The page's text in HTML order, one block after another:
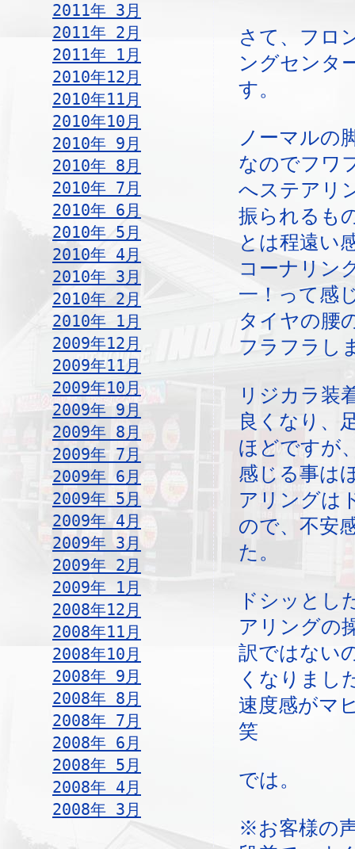
2011年 3月
2011年 2月
2011年 1月
2010年12月
2010年11月
2010年10月
2010年 9月
2010年 8月
2010年 7月
2010年 6月
2010年 5月
2010年 4月
2010年 3月
2010年 2月
2010年 1月
2009年12月
2009年11月
2009年10月
2009年 9月
2009年 8月
2009年 7月
2009年 6月
2009年 5月
2009年 4月
2009年 3月
2009年 2月
2009年 1月
2008年12月
2008年11月
2008年10月
2008年 9月
2008年 8月
2008年 7月
2008年 6月
2008年 5月
2008年 4月
2008年 3月
さて、フロ
ングセンタ
す。
ノーマルの
なのでフワ
へステアリ
振られるも
とは程遠い
コーナリン
一！って感
タイヤの腰
フラフラし
リジカラ装
良くなり、
ほどですが
感じる事は
アリングは
ので、不安
た。
ドシッとし
アリングの
訳ではない
くなりまし
速度感がマ
笑
では。
※お客様の